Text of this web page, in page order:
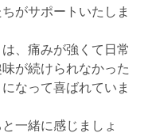
がサポートいたしま
、痛みが強くて日常
が続けられなかった
なって喜ばれていま
一緒に感じましょ